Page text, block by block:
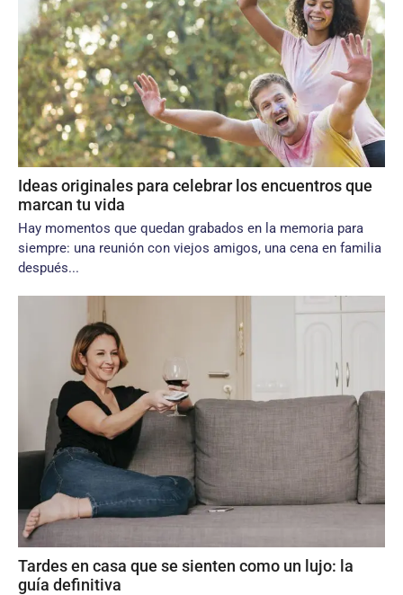
Ideas originales para celebrar los encuentros que
marcan tu vida
Hay momentos que quedan grabados en la memoria para
siempre: una reunión con viejos amigos, una cena en familia
después...
Tardes en casa que se sienten como un lujo: la
guía definitiva